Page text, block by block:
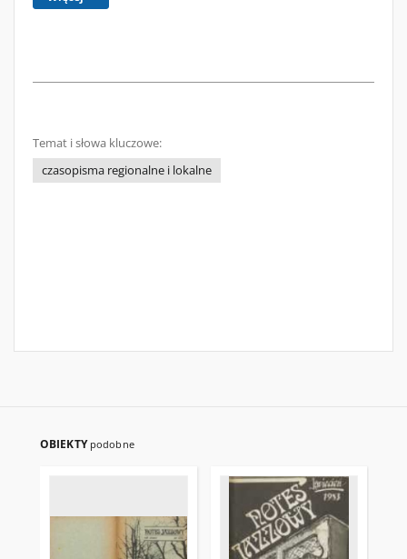
Temat i słowa kluczowe:
czasopisma regionalne i lokalne
OBIEKTY podobne